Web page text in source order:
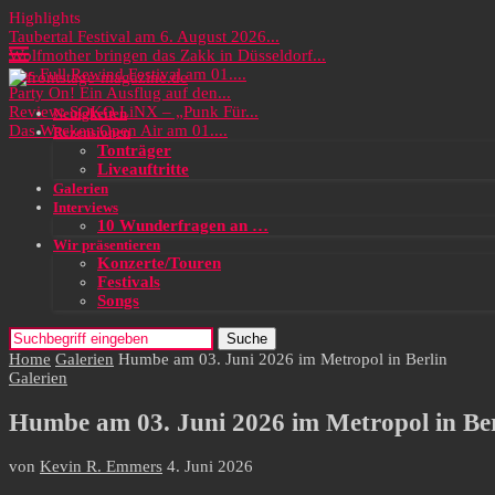
Highlights
Taubertal Festival am 6. August 2026...
Wolfmother bringen das Zakk in Düsseldorf...
Das Full Rewind Festival am 01....
Party On! Ein Ausflug auf den...
Review: SOKO LiNX – „Punk Für...
Das Wacken Open Air am 01....
Neuigkeiten
Rezensionen
Tonträger
Liveauftritte
Galerien
Interviews
10 Wunderfragen an …
Wir präsentieren
Konzerte/Touren
Festivals
Songs
Suche
Home Galerien Humbe am 03. Juni 2026 im Metropol in Berlin
Galerien
Humbe am 03. Juni 2026 im Metropol in
von Kevin R. Emmers 4. Juni 2026